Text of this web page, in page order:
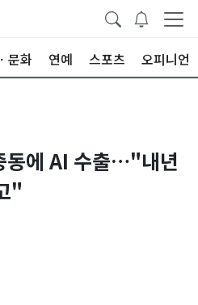
문화 연예 스포츠 오피니언
동에 AI 수출…"내년
"